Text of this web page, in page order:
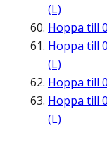
(L)
Hoppa till
Hoppa till
(L)
Hoppa till
Hoppa till
(L)